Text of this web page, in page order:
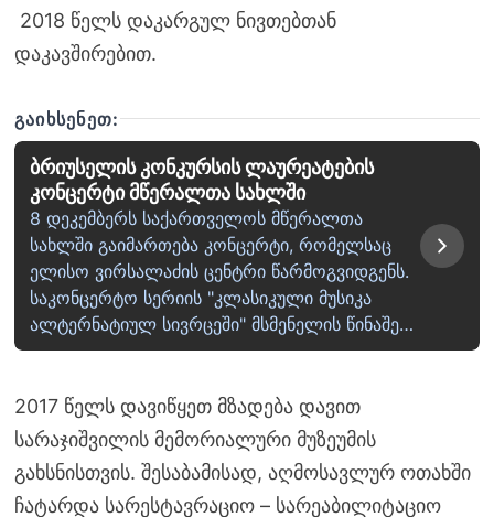
2018 წელს დაკარგულ ნივთებთან
დაკავშირებით.
ᲒᲐᲘᲮᲡᲔᲜᲔᲗ:
ბრიუსელის კონკურსის ლაურეატების
კონცერტი მწერალთა სახლში
8 დეკემბერს საქართველოს მწერალთა
სახლში გაიმართება კონცერტი, რომელსაც
ელისო ვირსალაძის ცენტრი წარმოგვიდგენს.
საკონცერტო სერიის "კლასიკული მუსიკა
ალტერნატიულ სივრცეში" მსმენელის წინაშე…
2017 წელს დავიწყეთ მზადება დავით
სარაჯიშვილის მემორიალური მუზეუმის
გახსნისთვის. შესაბამისად, აღმოსავლურ ოთახში
ჩატარდა სარესტავრაციო – სარეაბილიტაციო